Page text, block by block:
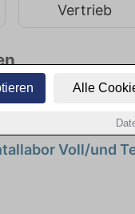
Alle
Vertrieb
Voll/und